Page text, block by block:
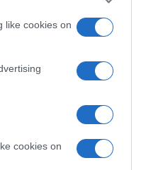
like cookies on
cookies on
το